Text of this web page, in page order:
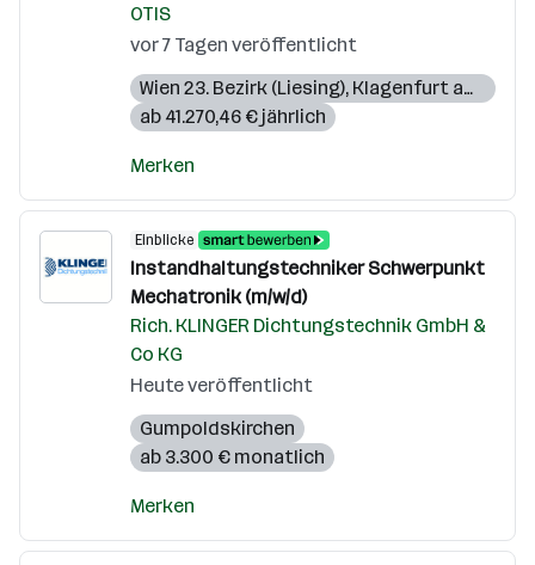
OTIS
vor 7 Tagen veröffentlicht
Wien 23. Bezirk (Liesing), Klagenfurt am Wörthersee
ab 41.270,46 € jährlich
Merken
Einblicke
Instandhaltungstechniker Schwerpunkt
Mechatronik (m/w/d)
Rich. KLINGER Dichtungstechnik GmbH &
Co KG
Heute veröffentlicht
Gumpoldskirchen
ab 3.300 € monatlich
Merken